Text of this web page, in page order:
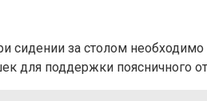
за столом
для поддержки поясничного